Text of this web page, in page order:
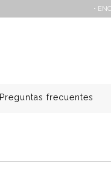
•
Preguntas frecuentes